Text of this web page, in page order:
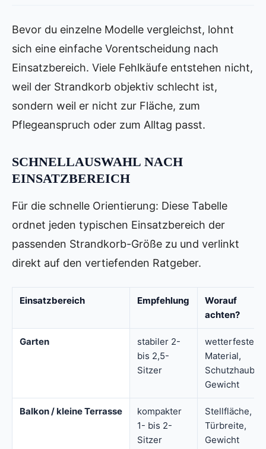
Bevor du einzelne Modelle vergleichst, lohnt
sich eine einfache Vorentscheidung nach
Einsatzbereich. Viele Fehlkäufe entstehen nicht,
weil der Strandkorb objektiv schlecht ist,
sondern weil er nicht zur Fläche, zum
Pflegeanspruch oder zum Alltag passt.
SCHNELLAUSWAHL NACH
EINSATZBEREICH
Für die schnelle Orientierung: Diese Tabelle
ordnet jeden typischen Einsatzbereich der
passenden Strandkorb-Größe zu und verlinkt
direkt auf den vertiefenden Ratgeber.
Einsatzbereich Empfehlung
Worauf
achten?
Garten
stabiler 2-
bis 2,5-
Sitzer
wetterfestes
Material,
Schutzhaube,
Gewicht
Balkon / kleine Terrasse
kompakter
1- bis 2-
Sitzer
Stellfläche,
Türbreite,
Gewicht